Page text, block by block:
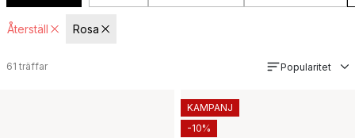
Återställ Rosa
61 träffar Popularitet
KAMPANJ
-10%